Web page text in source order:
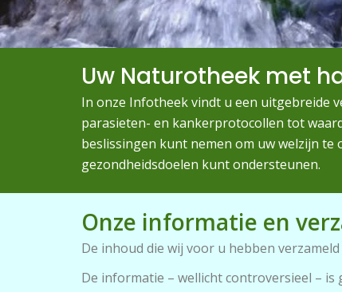
Uw Naturotheek met
In onze Infotheek vindt u een uitgebreide
parasieten- en kankerprotocollen tot
beslissingen kunt nemen om uw welzijn te
gezondheidsdoelen kunt ondersteunen.
Onze informatie en
De inhoud die wij voor u hebben
De informatie – wellicht controversieel –